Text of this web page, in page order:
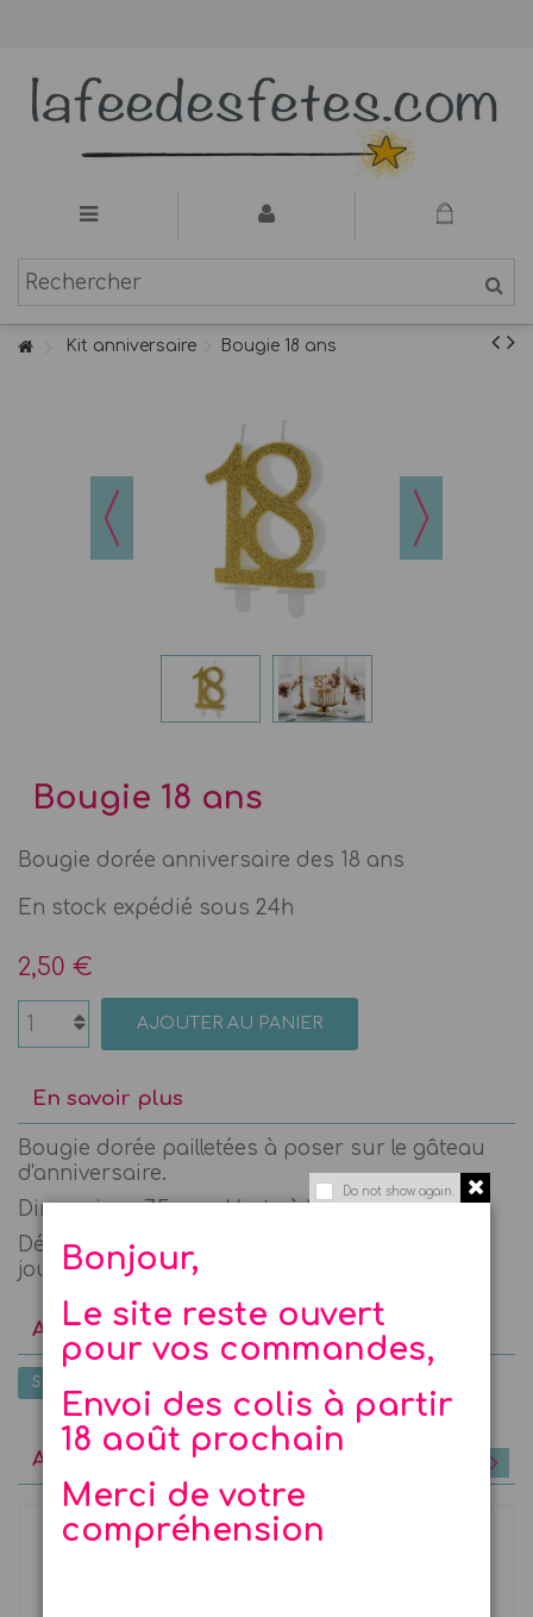
Do not show again.
Bonjour,
Le site reste ouvert
pour vos commandes,
Envoi des colis à partir
18 août prochain
Merci de votre
compréhension
Kit anniversaire Bougie 18 ans
Bougie 18 ans
Bougie dorée anniversaire des 18 ans
En stock expédié sous 24h
2,50 €
AJOUTER AU PANIER
En savoir plus
Bougie dorée pailletées à poser sur le gâteau
d'anniversaire.
Dimension : 7,5 cm - Vente à l'unité
Découvrez la décoration, la vaisselle, ... pour le
jour J ! La Fée
Avis utilisateurs
SOYEZ LE PREMIER À DONNER VOTRE AVIS
A découvrir